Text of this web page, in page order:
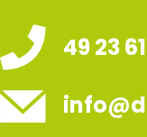
49 23